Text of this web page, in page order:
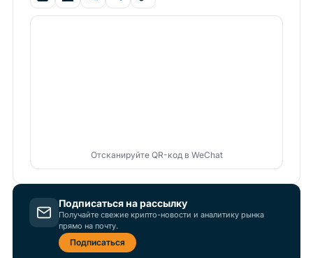
Отсканируйте QR-код в WeChat
Подписаться на рассылку
Получайте свежие крипто-новости и аналитику рынка
прямо на почту.
Подписаться